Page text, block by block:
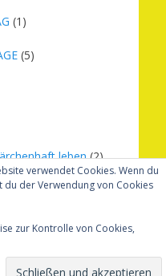
(1)
(5)
leben(2)
verwendet Cookies. Wenn du
der Verwendung von Cookies
zur Kontrolle von Cookies,